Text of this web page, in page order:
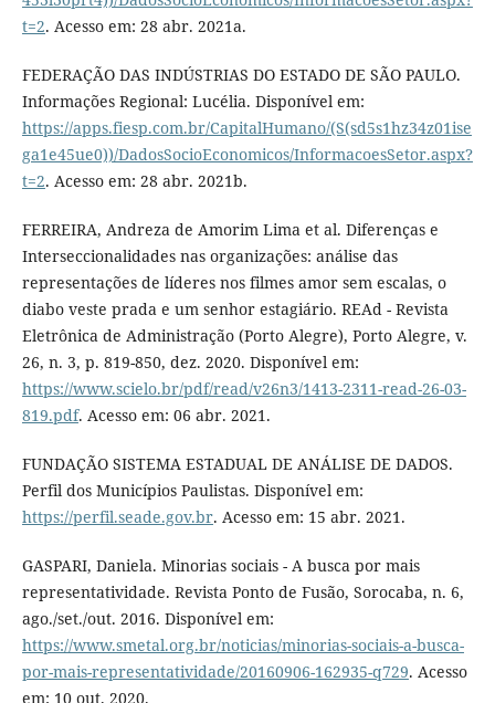
t=2. Acesso em: 28 abr. 2021a.
FEDERAÇÃO DAS INDÚSTRIAS DO ESTADO DE SÃO PAULO.
Informações Regional: Lucélia. Disponível em:
https://apps.fiesp.com.br/CapitalHumano/(S(sd5s1hz34z01ise
ga1e45ue0))/DadosSocioEconomicos/InformacoesSetor.aspx?
t=2. Acesso em: 28 abr. 2021b.
FERREIRA, Andreza de Amorim Lima et al. Diferenças e
Interseccionalidades nas organizações: análise das
representações de líderes nos filmes amor sem escalas, o
diabo veste prada e um senhor estagiário. REAd - Revista
Eletrônica de Administração (Porto Alegre), Porto Alegre, v.
26, n. 3, p. 819-850, dez. 2020. Disponível em:
https://www.scielo.br/pdf/read/v26n3/1413-2311-read-26-03-
819.pdf. Acesso em: 06 abr. 2021.
FUNDAÇÃO SISTEMA ESTADUAL DE ANÁLISE DE DADOS.
Perfil dos Municípios Paulistas. Disponível em:
https://perfil.seade.gov.br. Acesso em: 15 abr. 2021.
GASPARI, Daniela. Minorias sociais - A busca por mais
representatividade. Revista Ponto de Fusão, Sorocaba, n. 6,
ago./set./out. 2016. Disponível em:
https://www.smetal.org.br/noticias/minorias-sociais-a-busca-
por-mais-representatividade/20160906-162935-q729. Acesso
em: 10 out. 2020.